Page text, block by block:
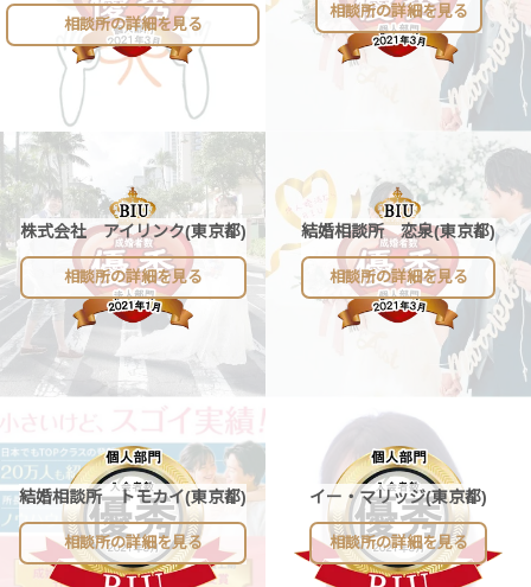
相談所の詳細を見る
相談所の詳細を見る
株式会社 アイリンク(東京都)
相談所の詳細を見る
結婚相談所 恋泉(東京都)
相談所の詳細を見る
結婚相談所 トモカイ(東京都)
相談所の詳細を見る
イー・マリッジ(東京都)
相談所の詳細を見る